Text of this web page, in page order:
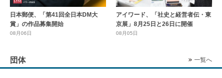
日本郵便、「第41回全日本DM大
賞」の作品募集開始
08月06日
アイワード、「社史と経営者伝・東
京展」8月25日と26日に開催
08月05日
団体 一覧へ